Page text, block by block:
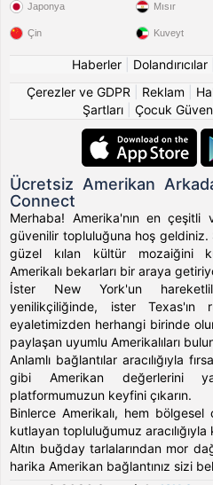
Japonya
Çin
Mısır
Kuveyt
Haberler Dolandırıcılar
Çerezler ve GDPR
Reklam
Şartları| Çocuk
Ücretsiz Amerikan
Connect
Merhaba! Amerika'nın en
güvenilir topluluğuna hoş
güzel kılan kültür mozaiğini
Amerikalı bekarları bir araya
İster New York'un
yenilikçiliğinde, ister
eyaletimizden herhangi birinde
paylaşan uyumlu Amerikalıları
Anlamlı bağlantılar aracılığıyla
gibi Amerikan değerlerini
platformumuzun keyfini çıkarın.
Binlerce Amerikalı, hem
kutlayan topluluğumuz aracılığıyla
Altın buğday tarlalarından mor
harika Amerikan bağlantınız sizi